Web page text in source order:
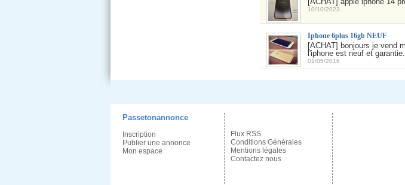
10/10/2023
Iphone 6plus 16gb NEUF
[ACHAT] bonjours je vend
l'iphone est neuf et garantie.
01/05/2016
Passetonannonce
Inscription
Publier une annonce
Mon espace
Flux RSS
Conditions Générales
Mentions légales
Contactez nous